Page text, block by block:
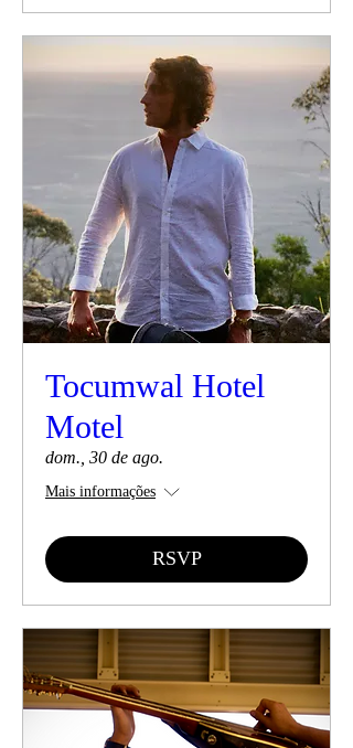
Tocumwal Hotel
Motel
dom., 30 de ago.
Mais informações
RSVP